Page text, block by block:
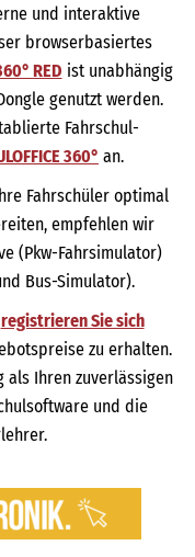
und interaktive
browserbasiertes
RED ist unabhängig
genutzt werden.
Fahrschul-
360° an.
Fahrschüler optimal
empfehlen wir
(Pkw-Fahrsimulator)
Bus-Simulator).
registrieren Sie sich
zu erhalten.
als Ihren zuverlässigen
und die